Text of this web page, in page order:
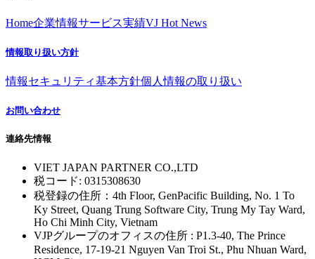
Home企業情報サービス実績VJ Hot News
情報取り扱い方針
情報セキュリティ基本方針個人情報の取り扱い
お問い合わせ
連絡先情報
VIET JAPAN PARTNER CO.,LTD
税コード: 0315308630
税登録の住所：4th Floor, GenPacific Building, No. 1 To
Ky Street, Quang Trung Software City, Trung My Tay Ward,
Ho Chi Minh City, Vietnam
VJPグループのオフィスの住所 : P1.3-40, The Prince
Residence, 17-19-21 Nguyen Van Troi St., Phu Nhuan Ward,